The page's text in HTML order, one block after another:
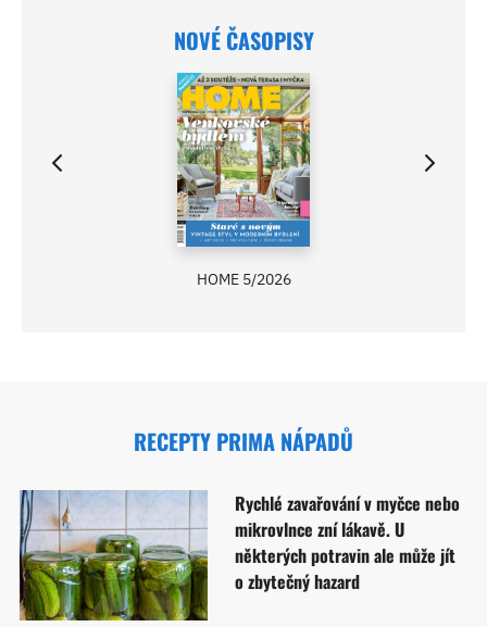
NOVÉ ČASOPISY
HOME 5/2026
RECEPTY PRIMA NÁPADŮ
Rychlé zavařování v myčce nebo
mikrovlnce zní lákavě. U
některých potravin ale může jít
o zbytečný hazard